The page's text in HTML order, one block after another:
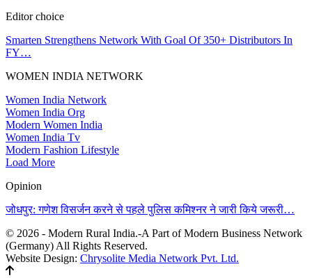
Editor choice
Smarten Strengthens Network With Goal Of 350+ Distributors In
FY…
WOMEN INDIA NETWORK
Women India Network
Women India Org
Modern Women India
Women India Tv
Modern Fashion Lifestyle
Load More
Opinion
जोधपुर: गणेश विसर्जन करने से पहले पुलिस कमिश्नर ने जारी किये जरूरी…
© 2026 - Modern Rural India.-A Part of Modern Business Network
(Germany) All Rights Reserved.
Website Design: Chrysolite Media Network Pvt. Ltd.